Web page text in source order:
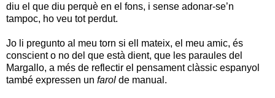
diu el que diu perquè en el fons, i sense adonar-se’n
tampoc, ho veu tot perdut.
Jo li pregunto al meu torn si ell mateix, el meu amic, és
conscient o no del que està dient, que les paraules del
Margallo, a més de reflectir el pensament clàssic espanyol
també expressen un farol de manual.